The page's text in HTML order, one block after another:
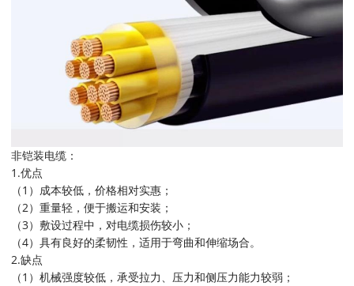
非铠装电缆：
1.优点
（1）成本较低，价格相对实惠；
（2）重量轻，便于搬运和安装；
（3）敷设过程中，对电缆损伤较小；
（4）具有良好的柔韧性，适用于弯曲和伸缩场合。
2.缺点
（1）机械强度较低，承受拉力、压力和侧压力能力较弱；